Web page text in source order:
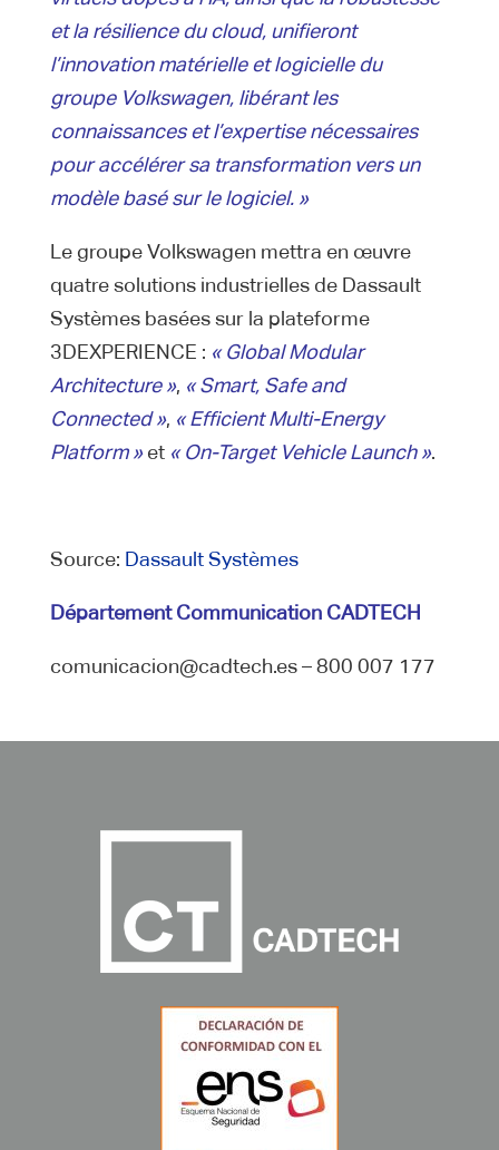
et la résilience du cloud, unifieront
l’innovation matérielle et logicielle du
groupe Volkswagen, libérant les
connaissances et l’expertise nécessaires
pour accélérer sa transformation vers un
modèle basé sur le logiciel. »
Le groupe Volkswagen mettra en œuvre
quatre solutions industrielles de Dassault
Systèmes basées sur la plateforme
3DEXPERIENCE : « Global Modular
Architecture », « Smart, Safe and
Connected », « Efficient Multi-Energy
Platform »et « On-Target Vehicle Launch ».
Source: Dassault Systèmes
Département Communication CADTECH
comunicacion@cadtech.es – 800 007 177